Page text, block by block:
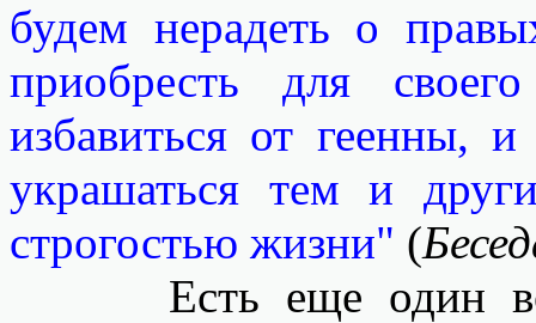
будем нерадеть о
приобресть для
избавиться от геенны,
украшаться тем и
строгостью жизни" (
Есть еще один